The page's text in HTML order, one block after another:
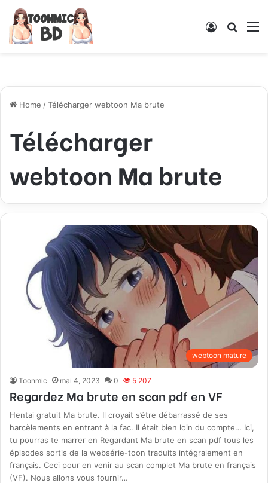
Log
Home /Télécharger webtoon Ma brute
Télécharger
webtoon Ma brute
webtoon mature
Toonmic mai 4, 2023 0 5 207
Regardez Ma brute en scan pdf en VF
Hentai gratuit Ma brute. Il croyait s’être débarrassé de ses
harcèlements en entrant à la fac. Il était bien loin du compte… Ici,
tu pourras te marrer en Regardant Ma brute en scan pdf tous les
épisodes sortis de la websérie-toon traduits intégralement en
français. Ceci pour en venir au scan complet Ma brute en français
(VF). Nous allons vous fournir…